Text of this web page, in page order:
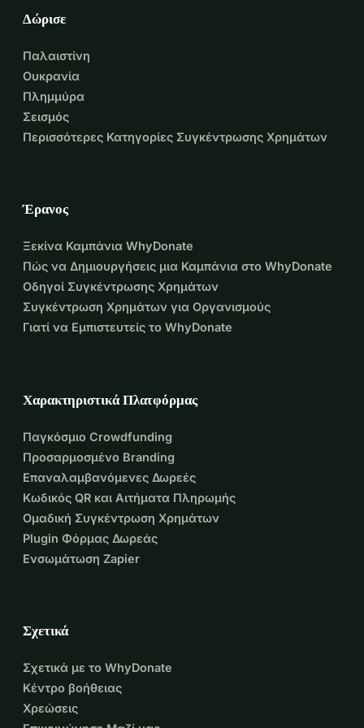
Δώρισε
Παλαιστίνη
Ουκρανία
Πλημμύρα
Σεισμός
Περισσότερες Κατηγορίες Συγκέντρωσης Χρημάτων
Έρανος
Ξεκίνα Καμπάνια WhyDonate
Πώς να Δημιουργήσεις μια Καμπάνια στο WhyDonate
Οδηγοί Συγκέντρωσης Χρημάτων
Συγκέντρωση Χρημάτων για Οργανισμούς
Γιατί να Εμπιστευτείς το WhyDonate
Χαρακτηριστικά Πλατφόρμας
Παγκόσμιο Crowdfunding
Προσαρμοσμένο Branding
Επαναλαμβανόμενες Δωρεές
Κωδικός QR και Αιτήματα Πληρωμής
Ομαδική Συγκέντρωση Χρημάτων
Plugin Φόρμας Δωρεάς
Ενσωμάτωση Zapier
Σχετικά
Σχετικά με το WhyDonate
Κέντρο βοήθειας
Χρεώσεις